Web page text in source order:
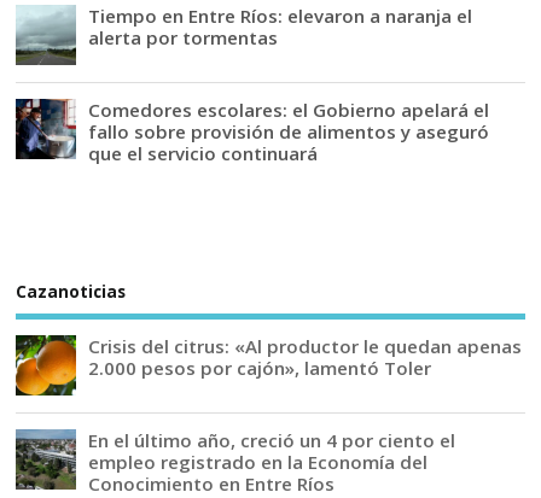
Tiempo en Entre Ríos: elevaron a naranja el
alerta por tormentas
Comedores escolares: el Gobierno apelará el
fallo sobre provisión de alimentos y aseguró
que el servicio continuará
Cazanoticias
Crisis del citrus: «Al productor le quedan apenas
2.000 pesos por cajón», lamentó Toler
En el último año, creció un 4 por ciento el
empleo registrado en la Economía del
Conocimiento en Entre Ríos